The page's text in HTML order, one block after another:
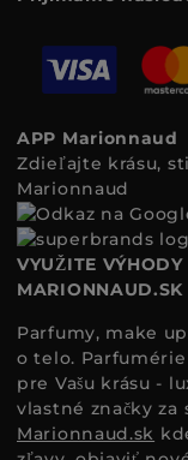
APP Marionnaud
Zdieľajte krásu,
Marionnaud
VYUŽITE
Parfumy, make
o telo.
pre Vašu krásu -
vlastné značky
Marionnaud.sk